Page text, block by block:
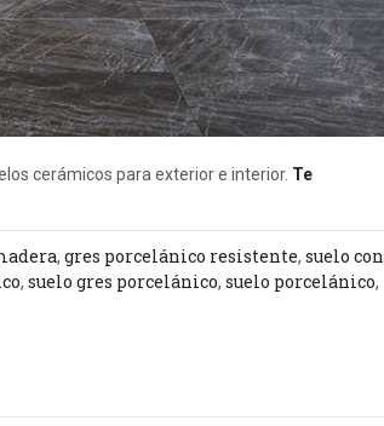
cerámicos para exterior e interior. Te
, gres porcelánico resistente, suelo con
, suelo gres porcelánico, suelo porcelánico,